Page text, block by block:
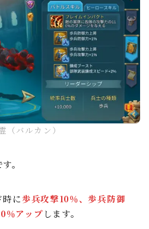
（バルカン）
。
に歩兵攻撃10％、歩兵防御
％アップします。